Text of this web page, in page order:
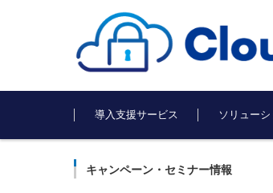
コンテンツに移動
導入支援サービス
ソリュー
キャンペーン・セミナー情報